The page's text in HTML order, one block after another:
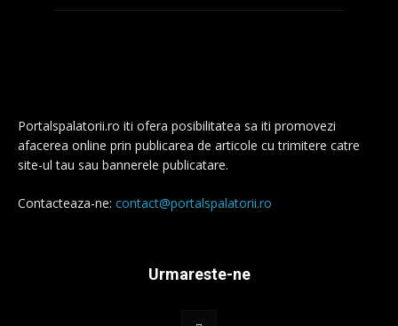
Portalspalatorii.ro iti ofera posibilitatea sa iti promovezi
afacerea online prin publicarea de articole cu trimitere catre
site-ul tau sau bannerele publicatare.
Contacteaza-ne: contact@portalspalatorii.ro
Urmareste-ne